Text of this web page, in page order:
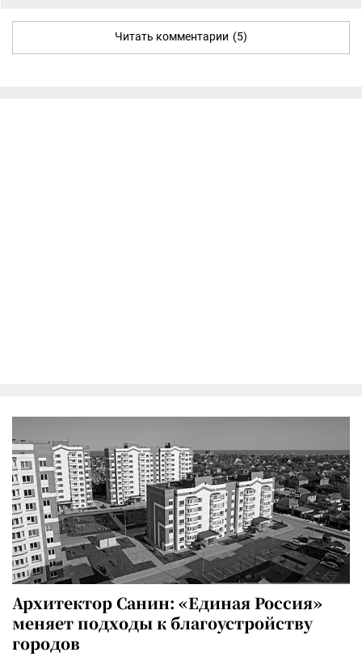
Читать комментарии (5)
Архитектор Санин: «Единая Россия»
меняет подходы к благоустройству
городов